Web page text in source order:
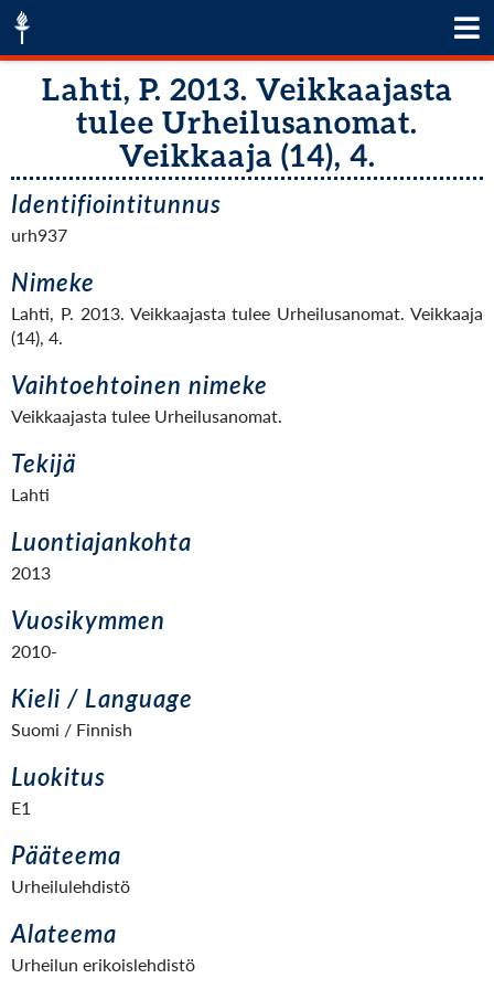
Lahti, P. 2013. Veikkaajasta
tulee Urheilusanomat.
Veikkaaja (14), 4.
Identifiointitunnus
urh937
Nimeke
Lahti, P. 2013. Veikkaajasta tulee Urheilusanomat. Veikkaaja
(14), 4.
Vaihtoehtoinen nimeke
Veikkaajasta tulee Urheilusanomat.
Tekijä
Lahti
Luontiajankohta
2013
Vuosikymmen
2010-
Kieli / Language
Suomi / Finnish
Luokitus
E1
Pääteema
Urheilulehdistö
Alateema
Urheilun erikoislehdistö